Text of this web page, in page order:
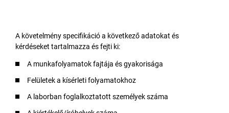
A követelmény specifikáció a következő adatokat és
kérdéseket tartalmazza és fejti ki:
A munkafolyamatok fajtája és gyakorisága
Felületek a kísérleti folyamatokhoz
A laborban foglalkoztatott személyek száma